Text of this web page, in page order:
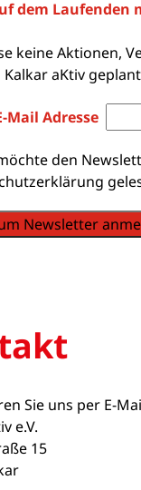
dem Laufenden
keine Aktionen,
Kalkar aKtiv
Mail Adresse
den
Newsletter
Sie uns per E-
e.V.
15